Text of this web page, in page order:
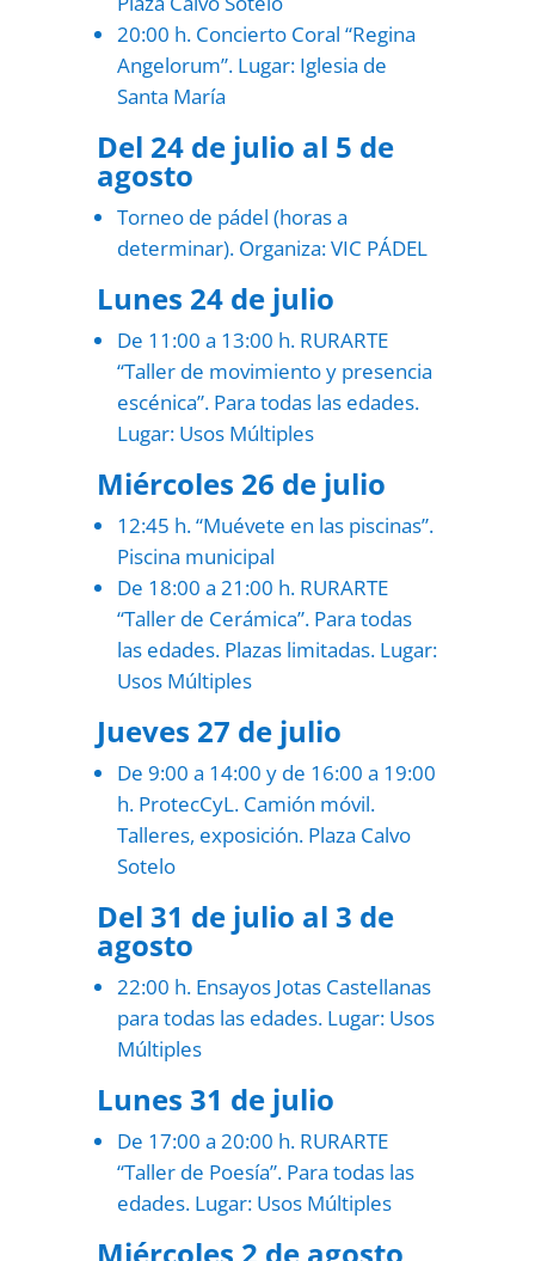
20:00 h. Concierto Coral “Regina
Angelorum”. Lugar: Iglesia de
Santa María
Del 24 de julio al 5 de
agosto
Torneo de pádel (horas a
determinar). Organiza: VIC PÁDEL
Lunes 24 de julio
De 11:00 a 13:00 h. RURARTE
“Taller de movimiento y presencia
escénica”. Para todas las edades.
Lugar: Usos Múltiples
Miércoles 26 de julio
12:45 h. “Muévete en las piscinas”.
Piscina municipal
De 18:00 a 21:00 h. RURARTE
“Taller de Cerámica”. Para todas
las edades. Plazas limitadas. Lugar:
Usos Múltiples
Jueves 27 de julio
De 9:00 a 14:00 y de 16:00 a 19:00
h. ProtecCyL. Camión móvil.
Talleres, exposición. Plaza Calvo
Sotelo
Del 31 de julio al 3 de
agosto
22:00 h. Ensayos Jotas Castellanas
para todas las edades. Lugar: Usos
Múltiples
Lunes 31 de julio
De 17:00 a 20:00 h. RURARTE
“Taller de Poesía”. Para todas las
edades. Lugar: Usos Múltiples